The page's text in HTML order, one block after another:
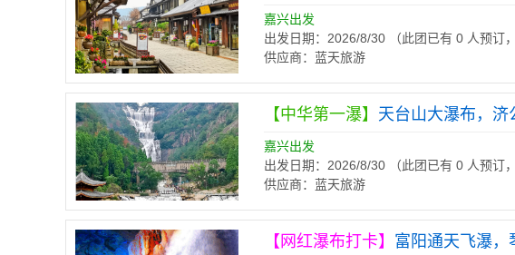
嘉兴出发
出发日期：2026/8/30 （此团已有 0 人预订
供应商：蓝天旅游
【中华第一瀑】 天台山大瀑布，济
嘉兴出发
出发日期：2026/8/30 （此团已有 0 人预订
供应商：蓝天旅游
【网红瀑布打卡】 富阳通天飞瀑，